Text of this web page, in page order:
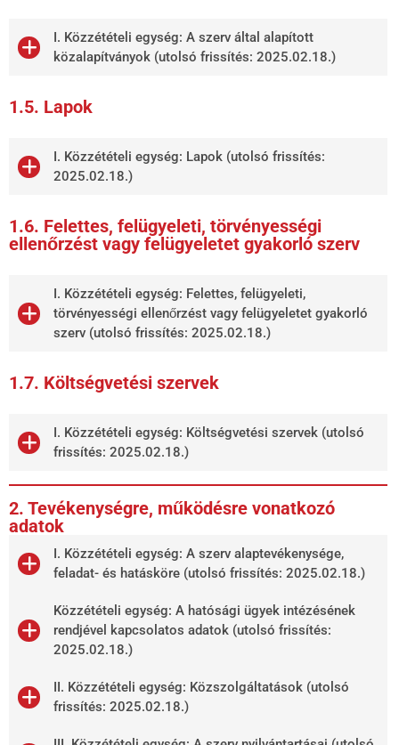
I. Közzétételi egység: A szerv által alapított
közalapítványok (utolsó frissítés: 2025.02.18.)
1.5. Lapok
I. Közzétételi egység: Lapok (utolsó frissítés:
2025.02.18.)
1.6. Felettes, felügyeleti, törvényességi
ellenőrzést vagy felügyeletet gyakorló szerv
I. Közzétételi egység: Felettes, felügyeleti,
törvényességi ellenőrzést vagy felügyeletet gyakorló
szerv (utolsó frissítés: 2025.02.18.)
1.7. Költségvetési szervek
I. Közzétételi egység: Költségvetési szervek (utolsó
frissítés: 2025.02.18.)
2. Tevékenységre, működésre vonatkozó
adatok
I. Közzétételi egység: A szerv alaptevékenysége,
feladat- és hatásköre (utolsó frissítés: 2025.02.18.)
Közzétételi egység: A hatósági ügyek intézésének
rendjével kapcsolatos adatok (utolsó frissítés:
2025.02.18.)
II. Közzétételi egység: Közszolgáltatások (utolsó
frissítés: 2025.02.18.)